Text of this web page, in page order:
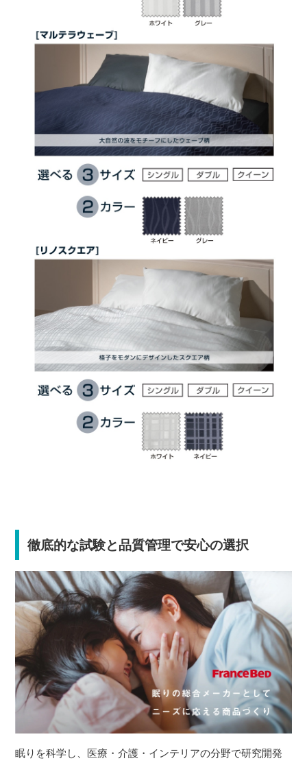
徹底的な試験と品質管理で安心の選択
眠りを科学し、医療・介護・インテリアの分野で研究開発